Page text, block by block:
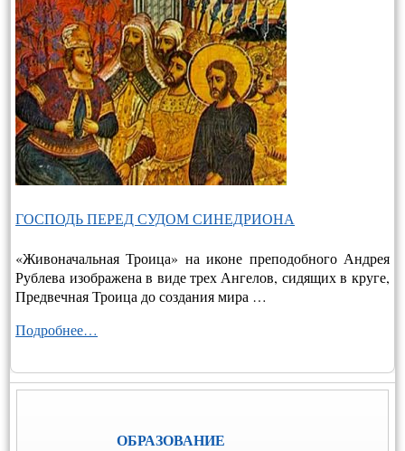
ГОСПОДЬ ПЕРЕД СУДОМ СИНЕДРИОНА
«Живоначальная Троица» на иконе преподобного Андрея
Рублева изображена в виде трех Ангелов, сидящих в круге,
Предвечная Троица до создания мира …
Подробнее…
ОБРАЗОВАНИЕ